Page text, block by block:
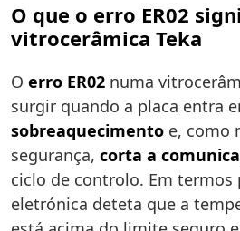
O que o erro ER02
vitrocerâmica Teka
O erro ER02 numa
surgir quando a placa entra
sobreaquecimento e, como
segurança, corta a
ciclo de controlo. Em termos
eletrónica deteta que a